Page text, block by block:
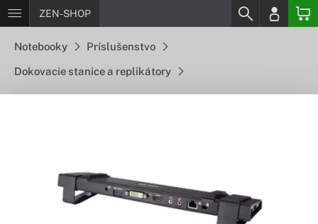
ZEN-SHOP
Notebooky Príslušenstvo
Dokovacie stanice a replikátory